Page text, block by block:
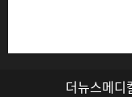
더뉴스메디